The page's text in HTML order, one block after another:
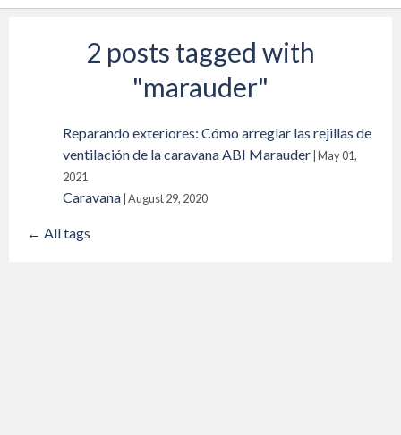
2 posts tagged with
"marauder"
Reparando exteriores: Cómo arreglar las rejillas de
ventilación de la caravana ABI Marauder May 01,
2021
Caravana August 29, 2020
← All tags